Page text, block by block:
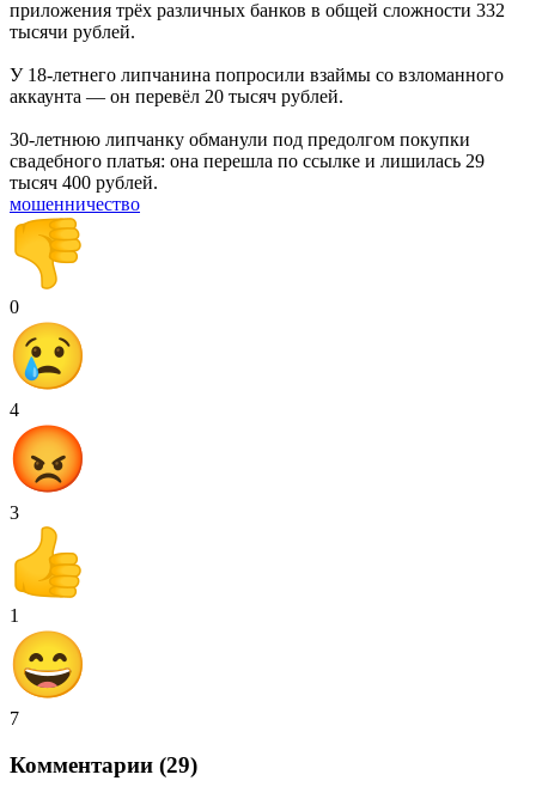
приложения трёх различных банков в общей сложности 332
тысячи рублей.
У 18-летнего липчанина попросили взаймы со взломанного
аккаунта — он перевёл 20 тысяч рублей.
30-летнюю липчанку обманули под предолгом покупки
свадебного платья: она перешла по ссылке и лишилась 29
тысяч 400 рублей.
мошенничество
0
4
3
1
7
Комментарии (29)